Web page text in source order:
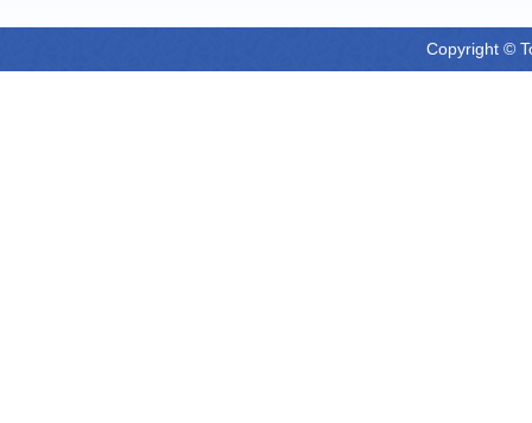
Copyright ©